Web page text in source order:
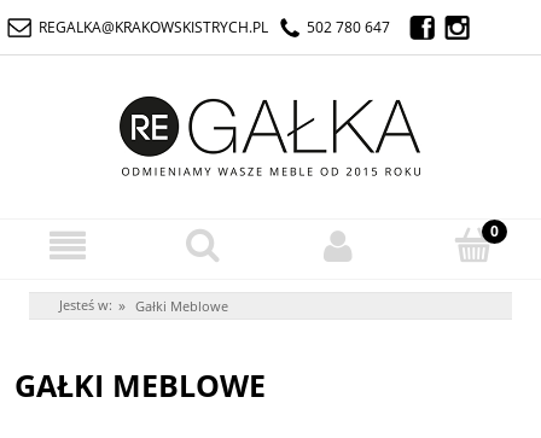
REGALKA@KRAKOWSKISTRYCH.PL 502 780 647
Jesteś w: » Gałki Meblowe
GAŁKI MEBLOWE